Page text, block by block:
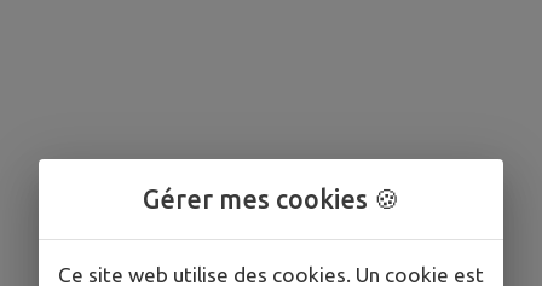
Gérer mes cookies 🍪
Ce site web utilise des cookies. Un cookie est